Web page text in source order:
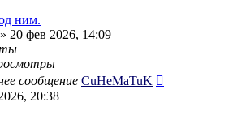
ним.
» 20 фев 2026, 14:09
сообщение CuHeMaTuK
20:38